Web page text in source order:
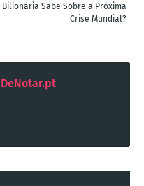
Bilionária Sabe Sobre a Próxima
Crise Mundial?
DeNotar.pt